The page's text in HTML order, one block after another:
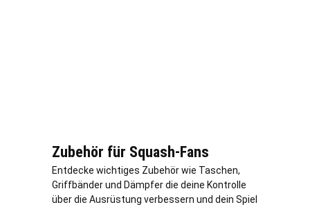
Zubehör für Squash-Fans
Entdecke wichtiges Zubehör wie Taschen,
Griffbänder und Dämpfer die deine Kontrolle
über die Ausrüstung verbessern und dein Spiel